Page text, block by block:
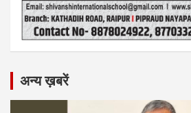
अन्य ख़बरें